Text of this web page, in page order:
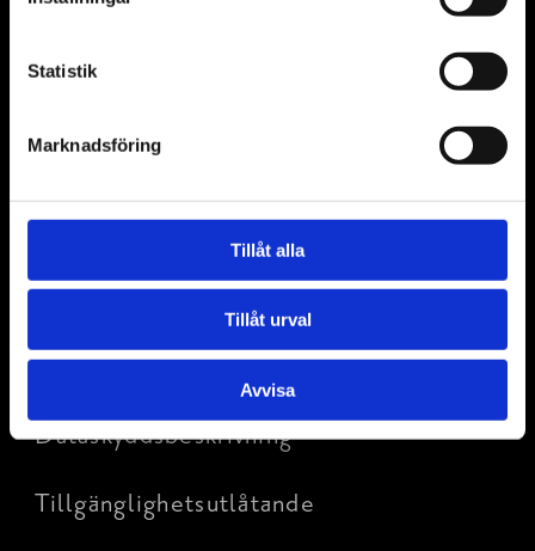
Statistik
Marknadsföring
Tillåt alla
Tillåt urval
Avvisa
Fakta om Raseborg
Hållbar turism
Projekt
Kartor
Ge feedback
Raseborgs turistinformation
Dataskyddsbeskrivning
Tillgänglighetsutlåtande